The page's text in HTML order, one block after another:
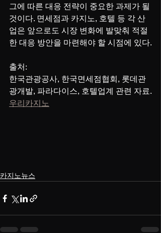
그에 따른 대응 전략이 중요한 과제가 될
것이다. 면세점과 카지노, 호텔 등 각 산
업은 앞으로도 시장 변화에 발맞춰 적절
한 대응 방안을 마련해야 할 시점에 있다.
출처:
한국관광공사, 한국면세점협회, 롯데관
광개발, 파라다이스, 호텔업계 관련 자료.
우리카지노
카지노뉴스